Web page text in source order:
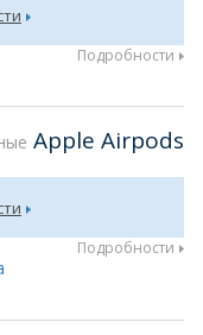
Подробности
Apple Airpods
Подробности